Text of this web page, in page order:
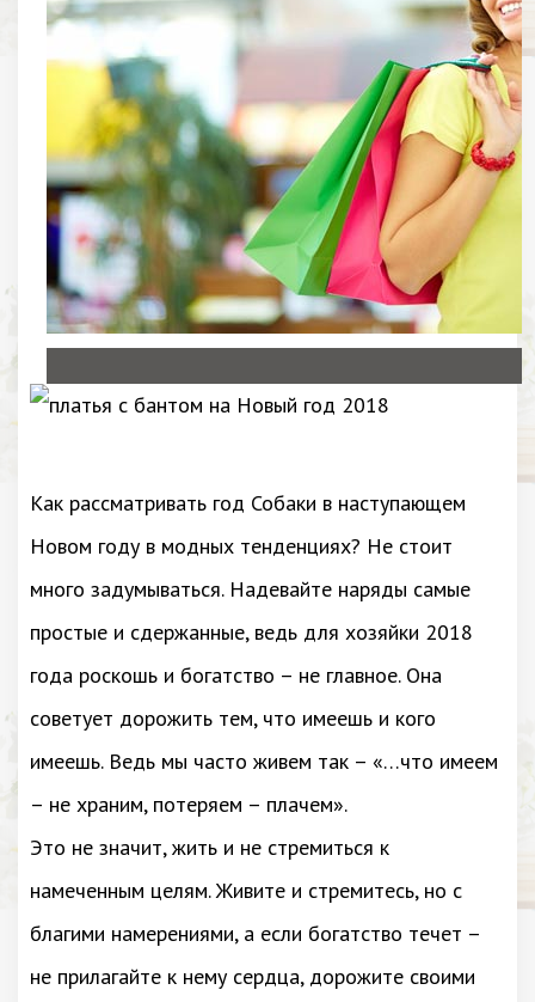
Как рассматривать год Собаки в наступающем
Новом году в модных тенденциях? Не стоит
много задумываться. Надевайте наряды самые
простые и сдержанные, ведь для хозяйки 2018
года роскошь и богатство – не главное. Она
советует дорожить тем, что имеешь и кого
имеешь. Ведь мы часто живем так – «…что имеем
– не храним, потеряем – плачем».
Это не значит, жить и не стремиться к
намеченным целям. Живите и стремитесь, но с
благими намерениями, а если богатство течет –
не прилагайте к нему сердца, дорожите своими